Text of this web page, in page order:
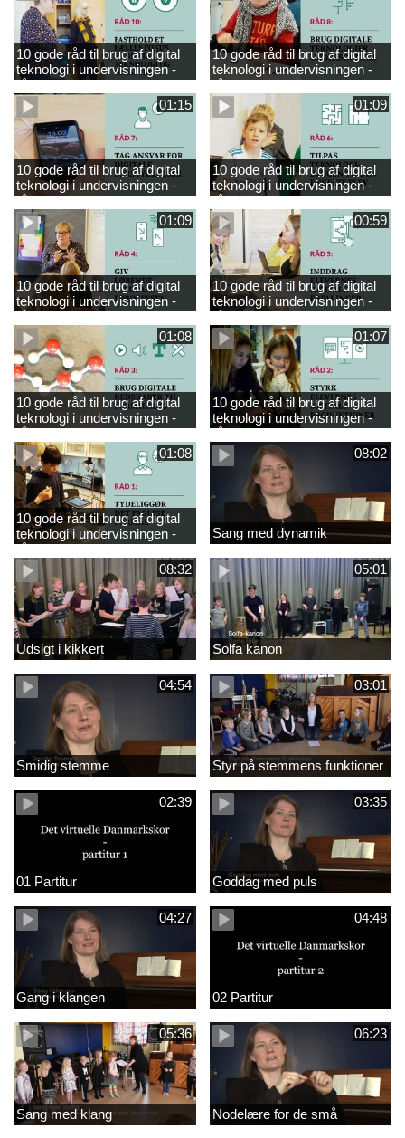
10 gode råd til brug af digital
teknologi i undervisningen -
råd 10
10 gode råd til brug af digital
teknologi i undervisningen -
råd 8
01:15
10 gode råd til brug af digital
teknologi i undervisningen -
råd 7
01:09
10 gode råd til brug af digital
teknologi i undervisningen -
råd 6
01:09
10 gode råd til brug af digital
teknologi i undervisningen -
råd 4
00:59
10 gode råd til brug af digital
teknologi i undervisningen -
råd 5
01:08
10 gode råd til brug af digital
teknologi i undervisningen -
råd 3
01:07
10 gode råd til brug af digital
teknologi i undervisningen -
råd 2
01:08
10 gode råd til brug af digital
teknologi i undervisningen -
råd 1
08:02
Sang med dynamik
08:32
Udsigt i kikkert
05:01
Solfa kanon
04:54
Smidig stemme
03:01
Styr på stemmens funktioner
02:39
01 Partitur
03:35
Goddag med puls
04:27
Gang i klangen
04:48
02 Partitur
05:36
Sang med klang
06:23
Nodelære for de små